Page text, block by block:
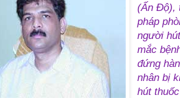
(Ấn Độ),
pháp
người
mắc
đứng
nhân bị
hút